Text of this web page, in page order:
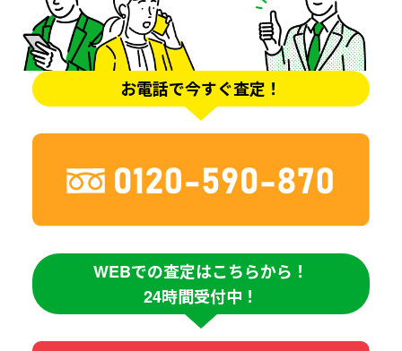
お電話で今すぐ査定！
WEBでの査定はこちらから！
24時間受付中！